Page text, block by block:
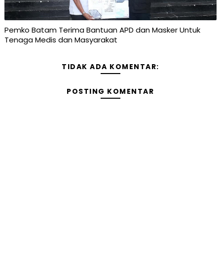
Pemko Batam Terima Bantuan APD dan Masker Untuk
Tenaga Medis dan Masyarakat
TIDAK ADA KOMENTAR:
POSTING KOMENTAR